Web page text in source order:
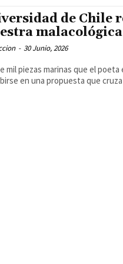
de Chile
- 30 Junio, 2026
mil piezas marinas que el
en una propuesta que